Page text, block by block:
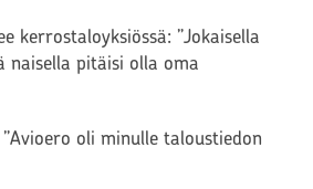
kerrostaloyksiössä: ”Jokaisella
naisella pitäisi olla oma
oli minulle taloustiedon